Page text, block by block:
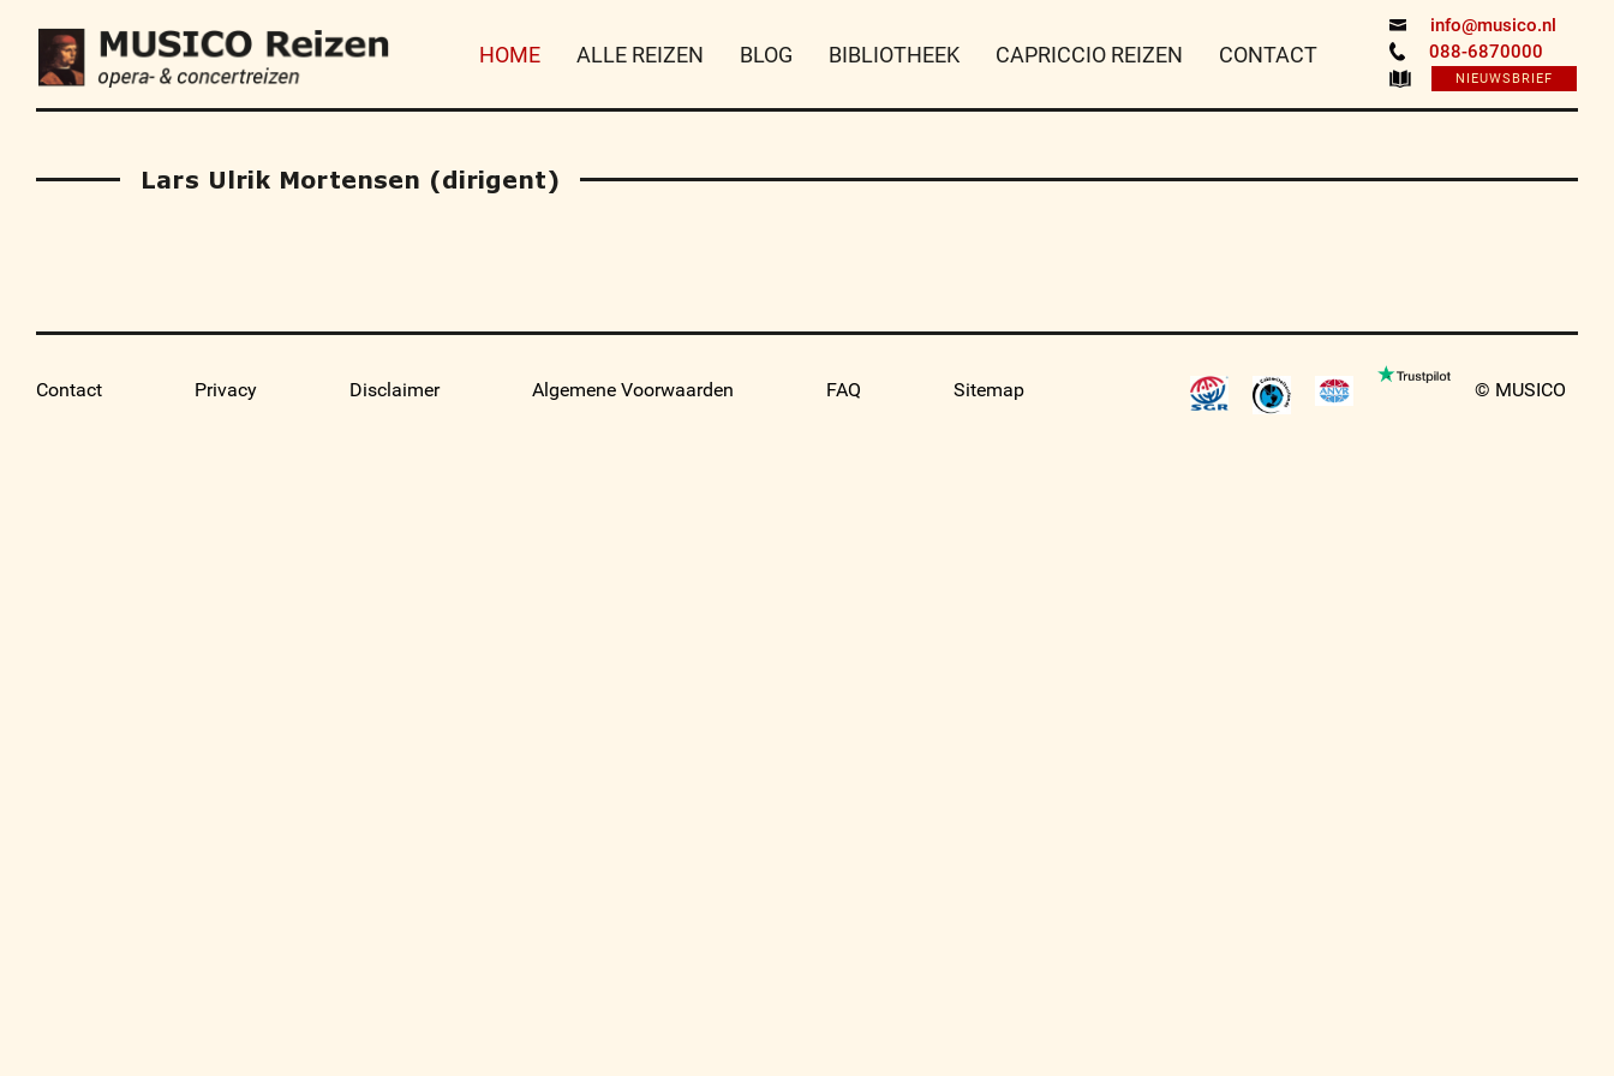
info@musico.nl
088-6870000
NIEUWSBRIEF
HOME ALLE REIZEN BLOG BIBLIOTHEEK CAPRICCIO REIZEN CONTACT
Lars Ulrik Mortensen (dirigent)
Contact Privacy Disclaimer Algemene Voorwaarden FAQ Sitemap © MUSICO